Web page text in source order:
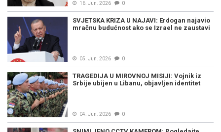
16. Jun. 2026 0
SVJETSKA KRIZA U NAJAVI: Erdogan najavio
mračnu budućnost ako se Izrael ne zaustavi
05. Jun. 2026 0
TRAGEDIJA U MIROVNOJ MISIJI: Vojnik iz
Srbije ubijen u Libanu, objavljen identitet
04. Jun. 2026 0